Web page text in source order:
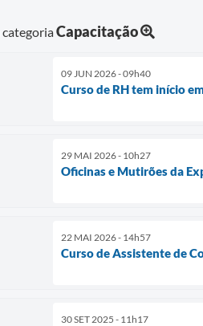
categoriaCapacitação
09 JUN 2026 - 09h40
Curso de RH tem início
29 MAI 2026 - 10h27
Oficinas e Mutirões da
22 MAI 2026 - 14h57
Curso de Assistente de
30 SET 2025 - 11h17